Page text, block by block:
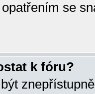
se
k fóru?